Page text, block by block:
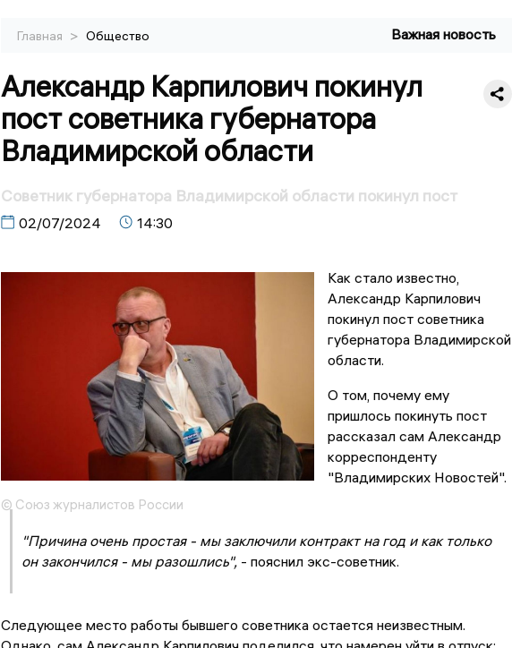
Главная > Общество Важная новость
Александр Карпилович покинул
пост советника губернатора
Владимирской области
Советник губернатора Владимирской области покинул пост
02/07/2024 14:30
© Союз журналистов России
Как стало известно,
Александр Карпилович
покинул пост советника
губернатора Владимирской
области.
О том, почему ему
пришлось покинуть пост
рассказал сам Александр
корреспонденту
"Владимирских Новостей".
"Причина очень простая - мы заключили контракт на год и как только
он закончился - мы разошлись",- пояснил экс-советник.
Следующее место работы бывшего советника остается неизвестным.